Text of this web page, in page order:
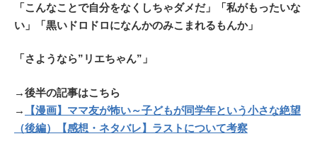
「こんなことで自分をなくしちゃダメだ」「私がもったいな
い」「黒いドロドロになんかのみこまれるもんか」
「さようなら”リエちゃん”」
→後半の記事はこちら
→
【漫画】ママ友が怖い～子どもが同学年という小さな絶望
（後編）【感想・ネタバレ】ラストについて考察